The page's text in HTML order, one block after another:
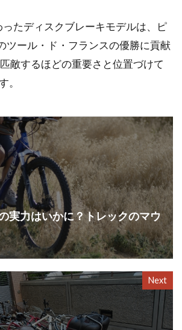
ったディスクブレーキモデルは、ピ
ツール・ド・フランスの優勝に貢献
敵するほどの重要さと位置づけて
。
実力はいかに？トレックのマウ
Next